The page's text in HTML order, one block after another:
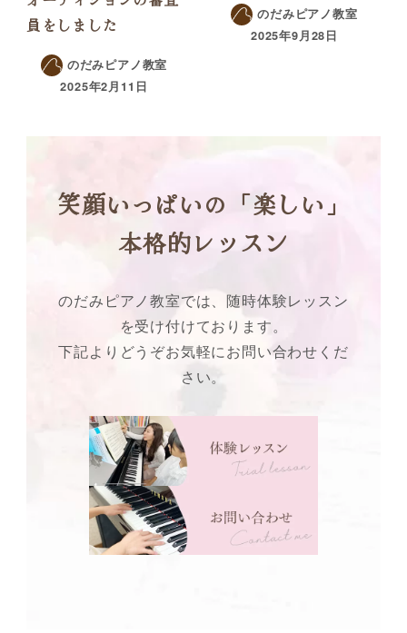
員をしました
のだみピアノ教室
2025年2月11日
のだみピアノ教室
2025年9月28日
笑顔いっぱいの「楽しい」
本格的レッスン
のだみピアノ教室では、随時体験レッスン
を受け付けております。
下記よりどうぞお気軽にお問い合わせくだ
さい。